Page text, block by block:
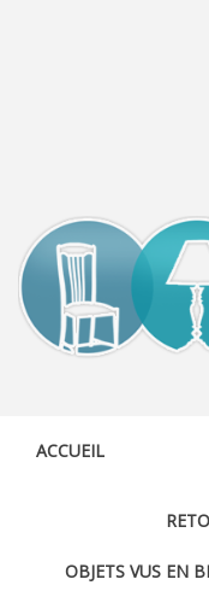
ACCUEIL
OBJETS VUS EN